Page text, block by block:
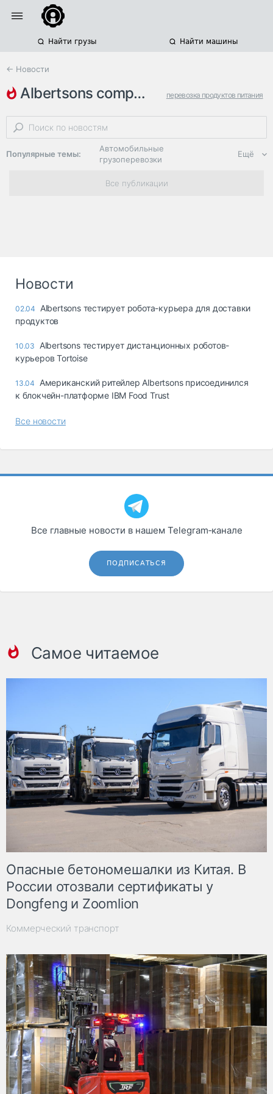
Найти грузы Найти машины
← Новости
albertsons companies перевозка продуктов питания
сша ритейлеры
Популярные темы:
Автомобильные
грузоперевозки
Региональная
логистика
опасные грузы
страхование
Склады и
грузовые
запчасти, шины
Топливо, масла и
Ещё
Все публикации
Новости
02.04
Albertsons тестирует робота-курьера для доставки
продуктов
10.03
Albertsons тестирует дистанционных роботов-
курьеров Tortoise
13.04
Американский ритейлер Albertsons присоединился
к блокчейн-платформе IBM Food Trust
Все новости
Все главные новости в нашем Telegram‑канале
ПОДПИСАТЬСЯ
Самое читаемое
Опасные бетономешалки из Китая. В
России отозвали сертификаты у
Dongfeng и Zoomlion
Коммерческий транспорт